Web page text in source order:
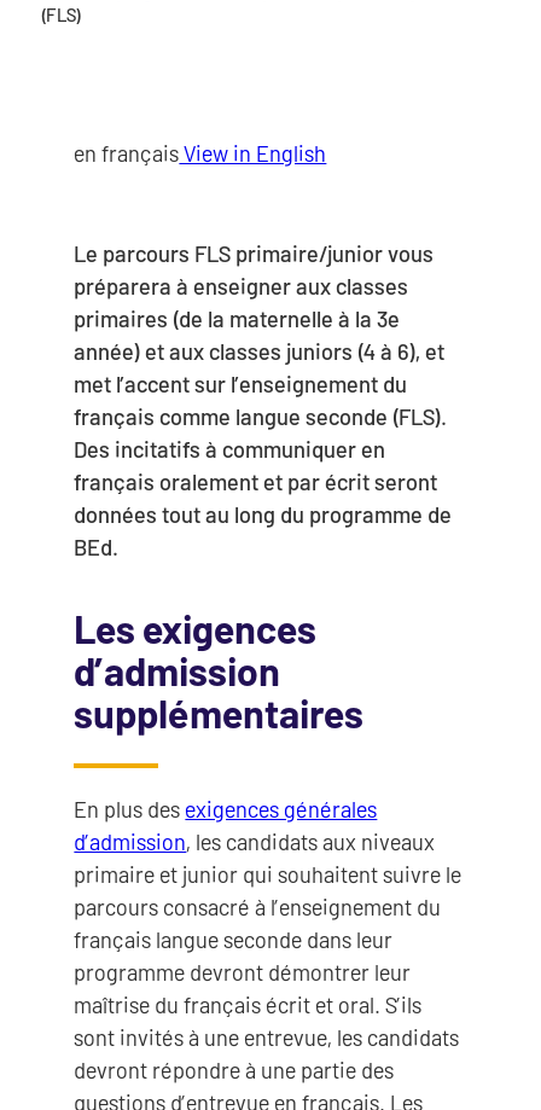
(FLS)
en françaisView in English
Le parcours FLS primaire/junior vous
préparera à enseigner aux classes
primaires (de la maternelle à la 3e
année) et aux classes juniors (4 à 6), et
met l’accent sur l’enseignement du
français comme langue seconde (FLS).
Des incitatifs à communiquer en
français oralement et par écrit seront
données tout au long du programme de
BEd.
Les exigences
d’admission
supplémentaires
En plus des exigences générales
d’admission, les candidats aux niveaux
primaire et junior qui souhaitent suivre le
parcours consacré à l’enseignement du
français langue seconde dans leur
programme devront démontrer leur
maîtrise du français écrit et oral. S’ils
sont invités à une entrevue, les candidats
devront répondre à une partie des
questions d’entrevue en français. Les